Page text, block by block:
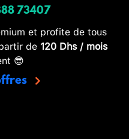
73407
et profite de tous
de 120 Dhs / mois
😎